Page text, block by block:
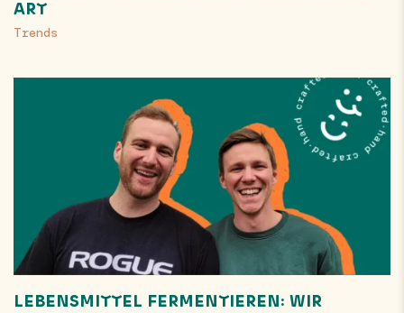
ART
Trends
LEBENSMITTEL FERMENTIEREN: WIR